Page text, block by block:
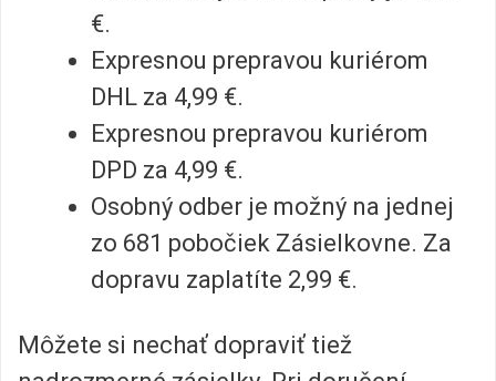
€.
Expresnou prepravou kuriérom
DHL za 4,99 €.
Expresnou prepravou kuriérom
DPD za 4,99 €.
Osobný odber je možný na jednej
zo 681 pobočiek Zásielkovne. Za
dopravu zaplatíte 2,99 €.
Môžete si nechať dopraviť tiež